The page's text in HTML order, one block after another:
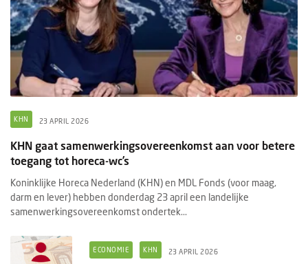
KHN 23 APRIL 2026
KHN gaat samenwerkingsovereenkomst aan voor betere
toegang tot horeca-wc’s
Koninklijke Horeca Nederland (KHN) en MDL Fonds (voor maag,
darm en lever) hebben donderdag 23 april een landelijke
samenwerkingsovereenkomst ondertek...
ECONOMIE KHN 23 APRIL 2026